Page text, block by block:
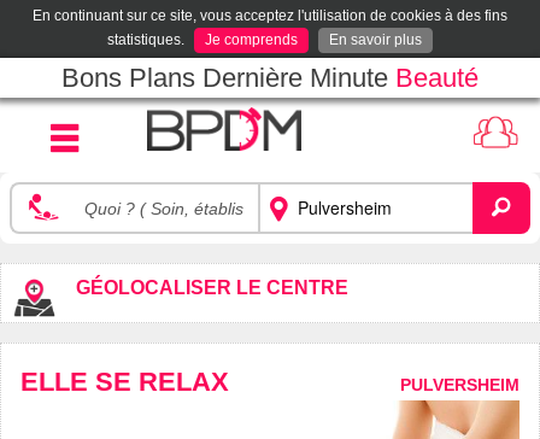
En continuant sur ce site, vous acceptez l'utilisation de cookies à des fins
statistiques.
Je comprends En savoir plus
Bons Plans Dernière Minute Beauté
GÉOLOCALISER LE CENTRE
ELLE SE RELAX PULVERSHEIM